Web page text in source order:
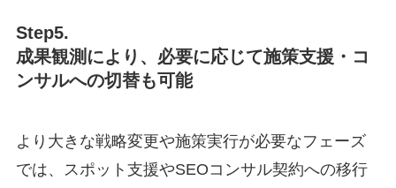
Step5.
成果観測により、必要に応じて施策支援・コ
ンサルへの切替も可能
より大きな戦略変更や施策実行が必要なフェーズ
では、スポット支援やSEOコンサル契約への移行